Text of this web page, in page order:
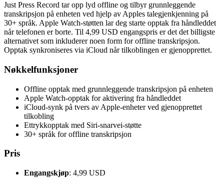
Just Press Record tar opp lyd offline og tilbyr grunnleggende
transkripsjon på enheten ved hjelp av Apples talegjenkjenning på
30+ språk. Apple Watch-støtten lar deg starte opptak fra håndleddet
når telefonen er borte. Til 4,99 USD engangspris er det det billigste
alternativet som inkluderer noen form for offline transkripsjon.
Opptak synkroniseres via iCloud når tilkoblingen er gjenopprettet.
Nøkkelfunksjoner
Offline opptak med grunnleggende transkripsjon på enheten
Apple Watch-opptak for aktivering fra håndleddet
iCloud-synk på tvers av Apple-enheter ved gjenopprettet
tilkobling
Ettrykkopptak med Siri-snarvei-støtte
30+ språk for offline transkripsjon
Pris
Engangskjøp: 4,99 USD